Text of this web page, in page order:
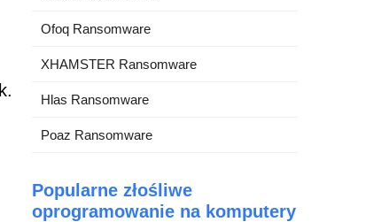
Ofoq Ransomware
XHAMSTER Ransomware
Hlas Ransomware
Poaz Ransomware
Popularne złośliwe
oprogramowanie na komputery